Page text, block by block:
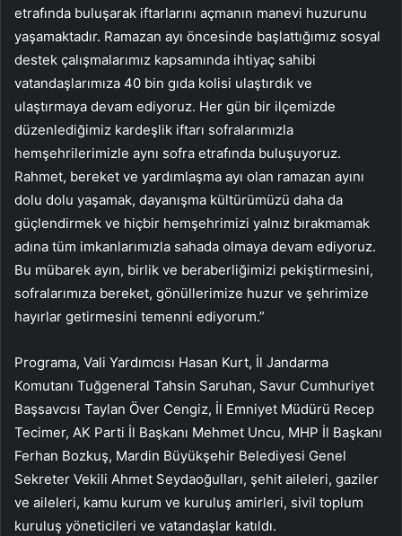
etrafında buluşarak iftarlarını açmanın manevi huzurunu
yaşamaktadır. Ramazan ayı öncesinde başlattığımız sosyal
destek çalışmalarımız kapsamında ihtiyaç sahibi
vatandaşlarımıza 40 bin gıda kolisi ulaştırdık ve
ulaştırmaya devam ediyoruz. Her gün bir ilçemizde
düzenlediğimiz kardeşlik iftarı sofralarımızla
hemşehrilerimizle aynı sofra etrafında buluşuyoruz.
Rahmet, bereket ve yardımlaşma ayı olan ramazan ayını
dolu dolu yaşamak, dayanışma kültürümüzü daha da
güçlendirmek ve hiçbir hemşehrimizi yalnız bırakmamak
adına tüm imkanlarımızla sahada olmaya devam ediyoruz.
Bu mübarek ayın, birlik ve beraberliğimizi pekiştirmesini,
sofralarımıza bereket, gönüllerimize huzur ve şehrimize
hayırlar getirmesini temenni ediyorum.”
Programa, Vali Yardımcısı Hasan Kurt, İl Jandarma
Komutanı Tuğgeneral Tahsin Saruhan, Savur Cumhuriyet
Başsavcısı Taylan Över Cengiz, İl Emniyet Müdürü Recep
Tecimer, AK Parti İl Başkanı Mehmet Uncu, MHP İl Başkanı
Ferhan Bozkuş, Mardin Büyükşehir Belediyesi Genel
Sekreter Vekili Ahmet Seydaoğulları, şehit aileleri, gaziler
ve aileleri, kamu kurum ve kuruluş amirleri, sivil toplum
kuruluş yöneticileri ve vatandaşlar katıldı.